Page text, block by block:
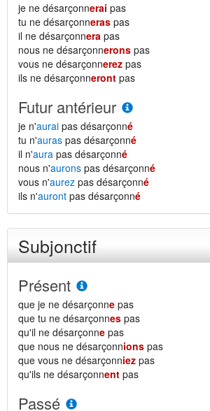
je ne désarçonnerai pas
tu ne désarçonneras pas
il ne désarçonnera pas
nous ne désarçonnerons pas
vous ne désarçonnerez pas
ils ne désarçonneront pas
Futur antérieur
je n'aurai pas désarçonné
tu n'auras pas désarçonné
il n'aura pas désarçonné
nous n'aurons pas désarçonné
vous n'aurez pas désarçonné
ils n'auront pas désarçonné
Subjonctif
Présent
que je ne désarçonne pas
que tu ne désarçonnes pas
qu'il ne désarçonne pas
que nous ne désarçonnions pas
que vous ne désarçonniez pas
qu'ils ne désarçonnent pas
Passé